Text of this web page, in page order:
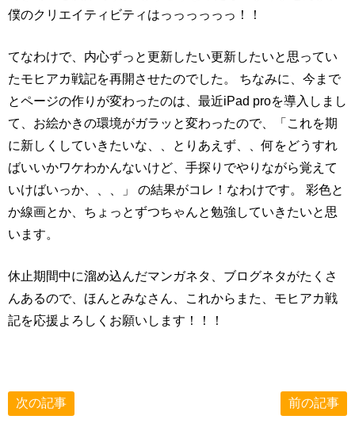
僕のクリエイティビティはっっっっっっ！！
てなわけで、内心ずっと更新したい更新したいと思ってい
たモヒアカ戦記を再開させたのでした。 ちなみに、今まで
とページの作りが変わったのは、最近iPad proを導入しまし
て、お絵かきの環境がガラッと変わったので、「これを期
に新しくしていきたいな、、とりあえず、、何をどうすれ
ばいいかワケわかんないけど、手探りでやりながら覚えて
いけばいっか、、、」 の結果がコレ！なわけです。 彩色と
か線画とか、ちょっとずつちゃんと勉強していきたいと思
います。
休止期間中に溜め込んだマンガネタ、ブログネタがたくさ
んあるので、ほんとみなさん、これからまた、モヒアカ戦
記を応援よろしくお願いします！！！
次の記事 前の記事